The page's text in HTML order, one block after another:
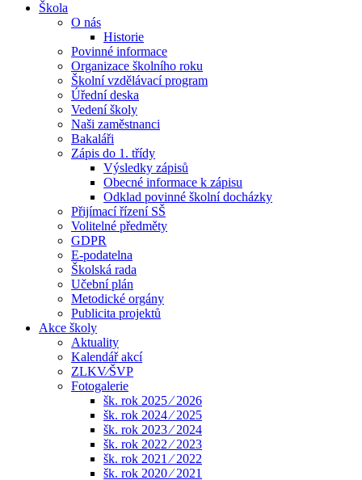
Škola
O nás
Historie
Povinné informace
Organizace školního roku
Školní vzdělávací program
Úřední deska
Vedení školy
Naši zaměstnanci
Bakaláři
Zápis do 1. třídy
Výsledky zápisů
Obecné informace k zápisu
Odklad povinné školní docházky
Přijímací řízení SŠ
Volitelné předměty
GDPR
E-podatelna
Školská rada
Učební plán
Metodické orgány
Publicita projektů
Akce školy
Aktuality
Kalendář akcí
ZLKV⁄ŠVP
Fotogalerie
šk. rok 2025 ⁄ 2026
šk. rok 2024 ⁄ 2025
šk. rok 2023 ⁄ 2024
šk. rok 2022 ⁄ 2023
šk. rok 2021 ⁄ 2022
šk. rok 2020 ⁄ 2021